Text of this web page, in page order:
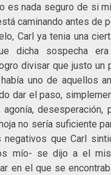
es nada seguro de si
caminando antes de
Carl ya tenia una
dicha sospecha
divisar que justo un
uno de aquellos
dar el paso,
agonía, desesperación,
no sería suficiente
negativos que Carl
mío- se dijo a el
en el que se